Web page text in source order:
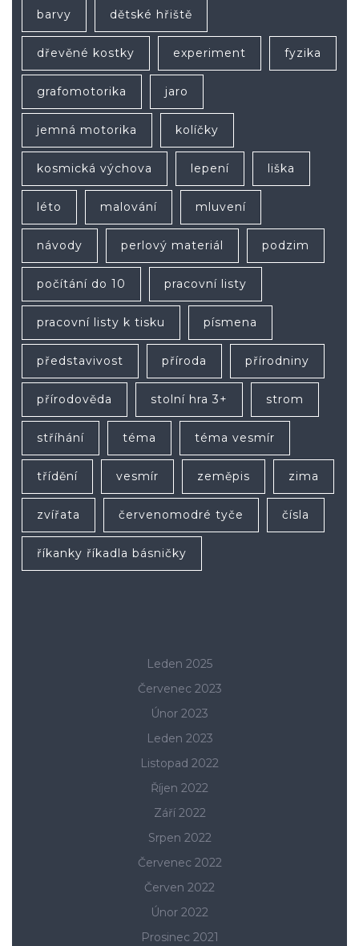
barvy dětské hřiště
dřevěné kostky experiment fyzika
grafomotorika jaro
jemná motorika kolíčky
kosmická výchova lepení liška
léto malování mluvení
návody perlový materiál podzim
počítání do 10 pracovní listy
pracovní listy k tisku písmena
představivost příroda přírodniny
přírodověda stolní hra 3+ strom
stříhání téma téma vesmír
třídění vesmír zeměpis zima
zvířata červenomodré tyče čísla
říkanky říkadla básničky
Leden 2025
Červenec 2023
Únor 2023
Leden 2023
Listopad 2022
Říjen 2022
Září 2022
Srpen 2022
Červenec 2022
Červen 2022
Únor 2022
Prosinec 2021